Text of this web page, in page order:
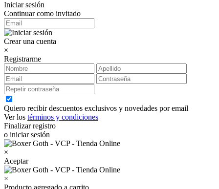
Iniciar sesión
Continuar como invitado
Crear una cuenta
×
Registrarme
Quiero recibir descuentos exclusivos y novedades por email
Ver los términos y condiciones
Finalizar registro
o iniciar sesión
×
Aceptar
×
Producto agregado a carrito